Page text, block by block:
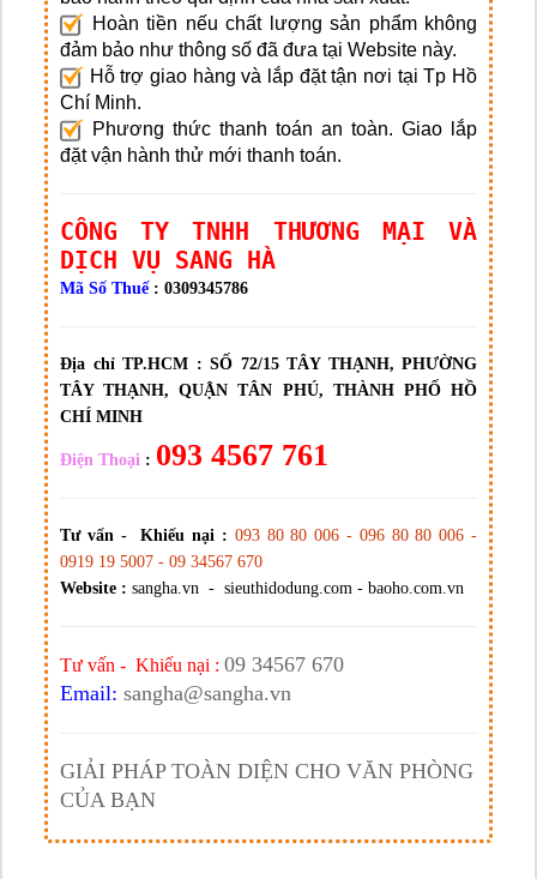
Hoàn tiền nếu chất lượng sản phẩm không
đảm bảo như thông số đã đưa tại Website này.
Hỗ trợ giao hàng và lắp đặt tận nơi tại Tp Hồ
Chí Minh.
Phương thức thanh toán an toàn. Giao lắp
đặt vận hành thử mới thanh toán.
CÔNG TY TNHH THƯƠNG MẠI VÀ
DỊCH VỤ SANG HÀ
Mã Số Thuế : 0309345786
Địa chỉ TP.HCM : SỐ 72/15 TÂY THẠNH, PHƯỜNG
TÂY THẠNH, QUẬN TÂN PHÚ, THÀNH PHỐ HỒ
CHÍ MINH
Điện Thoại : 093 4567 761
Tư vấn - Khiếu nại : 093 80 80 006 - 096 80 80 006 -
0919 19 5007 - 09 34567 670
Website : sangha.vn - sieuthidodung.com - baoho.com.vn
Tư vấn - Khiếu nại : 09 34567 670
Email: sangha@sangha.vn
GIẢI PHÁP TOÀN DIỆN CHO VĂN PHÒNG
CỦA BẠN